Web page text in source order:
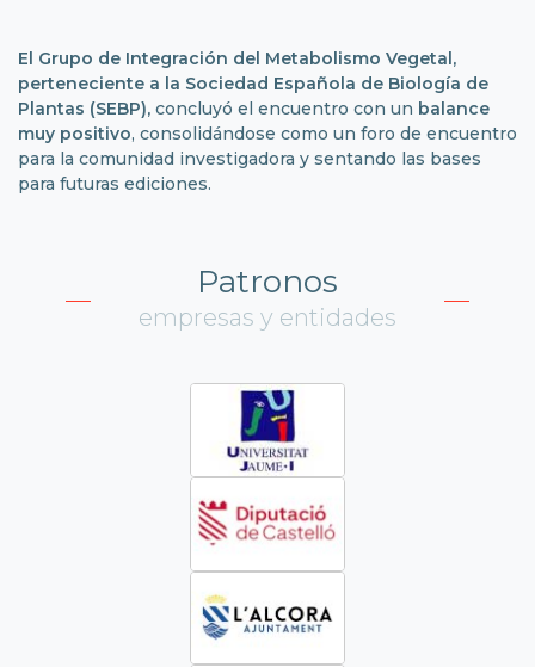
El Grupo de Integración del Metabolismo Vegetal,
perteneciente a la Sociedad Española de Biología de
Plantas (SEBP), concluyó el encuentro con un balance
muy positivo, consolidándose como un foro de encuentro
para la comunidad investigadora y sentando las bases
para futuras ediciones.
Patronos
empresas y entidades